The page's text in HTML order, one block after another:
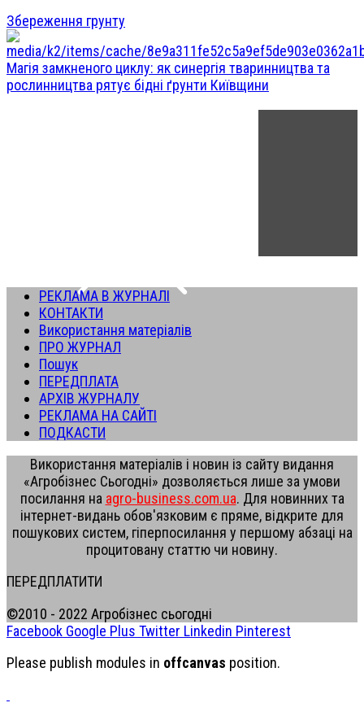
Збереження грунту
Магія замкненого циклу: як синергія тваринництва та
рослинництва рятує бідні ґрунти Київщини
РЕКЛАМА В ЖУРНАЛІ
КОНТАКТИ
Використання матеріалів
ПРО ЖУРНАЛ
Пошук
ПЕРЕДПЛАТА
АРХІВ ЖУРНАЛУ
РЕКЛАМА НА САЙТІ
ПОДКАСТИ
Використання матеріалів і новин із сайту видання
«Агробізнес Сьогодні» дозволяється лише за умови
посилання на agro-business.com.ua. Для новинних та
інтернет-видань обов'язковим є пряме, відкрите для
пошукових систем, гіперпосилання у першому абзаці на
процитовану статтю чи новину.
ПЕРЕДПЛАТИТИ
©2010 - 2022 Агробізнес сьогодні
Facebook Google Plus Twitter Linkedin Pinterest
Please publish modules in offcanvas position.